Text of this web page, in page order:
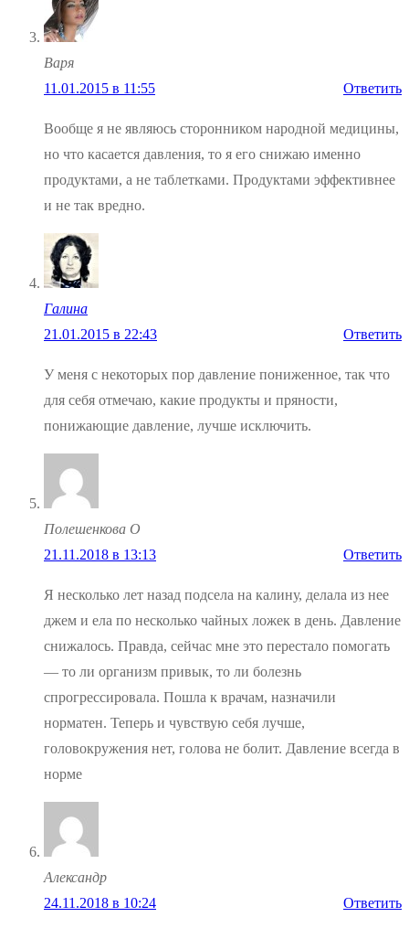
Варя
11.01.2015 в 11:55
Ответить
Вообще я не являюсь сторонником народной медицины,
но что касается давления, то я его снижаю именно
продуктами, а не таблетками. Продуктами эффективнее
и не так вредно.
Галина
21.01.2015 в 22:43
Ответить
У меня с некоторых пор давление пониженное, так что
для себя отмечаю, какие продукты и пряности,
понижающие давление, лучше исключить.
Полешенкова О
21.11.2018 в 13:13
Ответить
Я несколько лет назад подсела на калину, делала из нее
джем и ела по несколько чайных ложек в день. Давление
снижалось. Правда, сейчас мне это перестало помогать
— то ли организм привык, то ли болезнь
спрогрессировала. Пошла к врачам, назначили
норматен. Теперь и чувствую себя лучше,
головокружения нет, голова не болит. Давление всегда в
норме
Александр
24.11.2018 в 10:24
Ответить